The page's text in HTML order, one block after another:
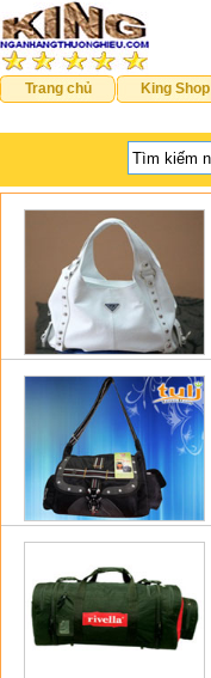
Trang chủ King Shop